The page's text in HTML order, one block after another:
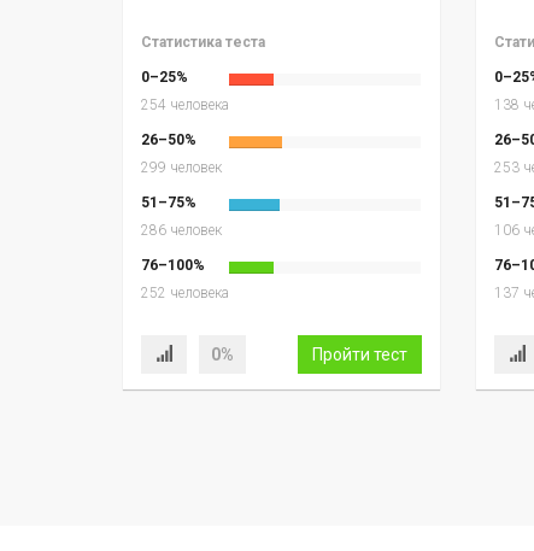
Тёркин». Вариант 1
Статистика теста
0–25%
254 человека
26–50%
299 человек
51–75%
286 человек
76–100%
252 человека
0% Пройти тест
138
253
106
137